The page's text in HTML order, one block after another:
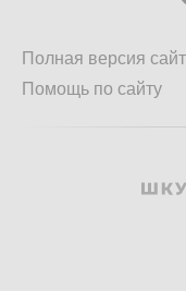
Полная версия
Помощь по сайту